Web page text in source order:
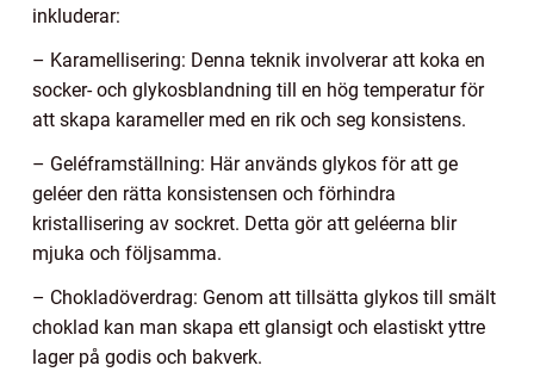
inkluderar:
– Karamellisering: Denna teknik involverar att koka en
socker- och glykosblandning till en hög temperatur för
att skapa karameller med en rik och seg konsistens.
– Geléframställning: Här används glykos för att ge
geléer den rätta konsistensen och förhindra
kristallisering av sockret. Detta gör att geléerna blir
mjuka och följsamma.
– Chokladöverdrag: Genom att tillsätta glykos till smält
choklad kan man skapa ett glansigt och elastiskt yttre
lager på godis och bakverk.